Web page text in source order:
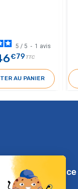
5 / 5 - 1 avis
€79 TTC
AU PANIER
Climservice